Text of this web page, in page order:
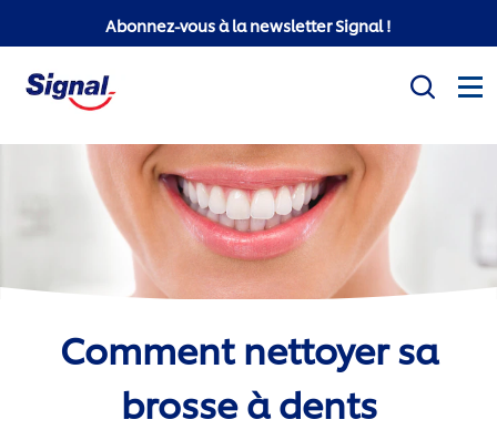
Abonnez-vous à la newsletter Signal !
Mission sociale
White Now
Signal Professionnel
Comment nettoyer sa
brosse à dents